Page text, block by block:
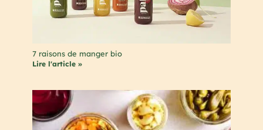
7 raisons de manger bio
Lire l'article »